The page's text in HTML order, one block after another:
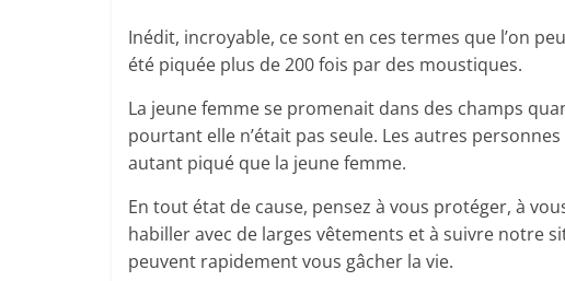
Inédit, incroyable, ce sont en ces termes que l’on
été piquée plus de 200 fois par des moustiques.
La jeune femme se promenait dans des champs
pourtant elle n’était pas seule. Les autres
autant piqué que la jeune femme.
En tout état de cause, pensez à vous protéger, à
habiller avec de larges vêtements et à suivre notre
peuvent rapidement vous gâcher la vie.